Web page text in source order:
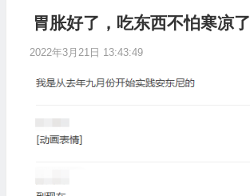
胃胀好了，吃东西不怕寒凉了
2022年3月21日 13:43:49